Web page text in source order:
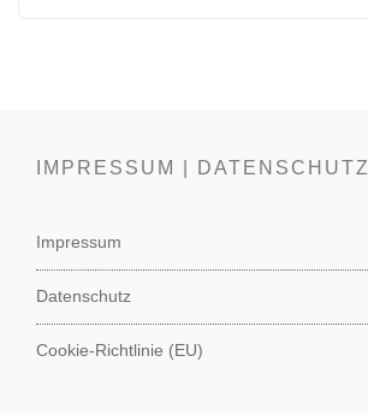
IMPRESSUM | DATENSCHUTZ
Impressum
Datenschutz
Cookie-Richtlinie (EU)